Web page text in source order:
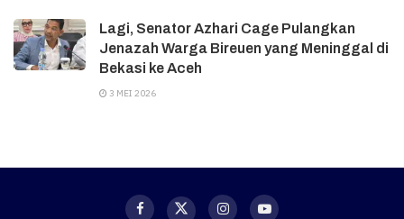
Lagi, Senator Azhari Cage Pulangkan
Jenazah Warga Bireuen yang Meninggal di
Bekasi ke Aceh
3 MEI 2026